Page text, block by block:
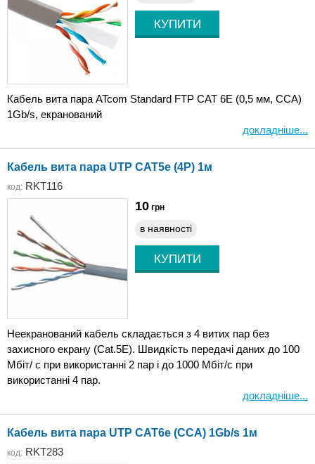
Кабель вита пара ATcom Standard FTP CAT 6E (0,5 мм, CCA)
1Gb/s, екранований
докладніше...
Кабель вита пара UTP CAT5e (4P) 1м
код: RKT116
10 грн
в наявності
Неекранований кабель складається з 4 витих пар без
захисного екрану (Cat.5E). Швидкість передачі даних до 100
Мбіт/ с при використанні 2 пар і до 1000 Мбіт/с при
використанні 4 пар.
докладніше...
Кабель вита пара UTP CAT6e (CCA) 1Gb/s 1м
код: RKT283